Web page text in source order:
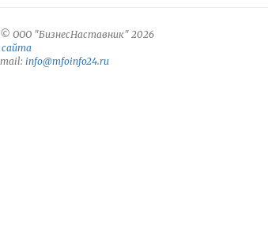
ООО "БизнесНаставник" 2026
info@mfoinfo24.ru